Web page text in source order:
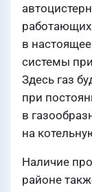
работающих
в
системы
Здесь газ
при
в
на
Наличие
районе